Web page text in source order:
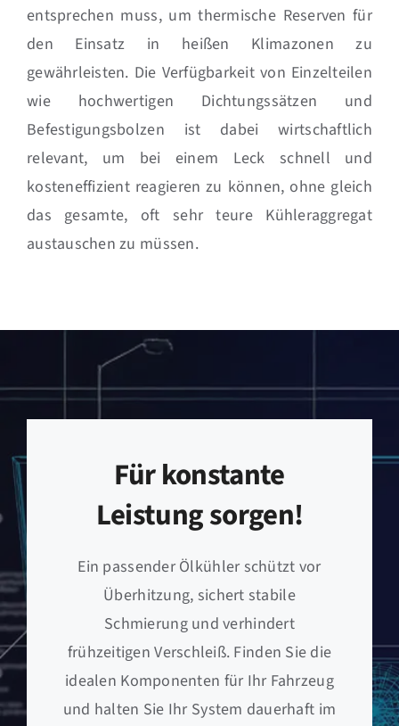
entsprechen muss, um thermische Reserven für
den Einsatz in heißen Klimazonen zu
gewährleisten. Die Verfügbarkeit von Einzelteilen
wie hochwertigen Dichtungssätzen und
Befestigungsbolzen ist dabei wirtschaftlich
relevant, um bei einem Leck schnell und
kosteneffizient reagieren zu können, ohne gleich
das gesamte, oft sehr teure Kühleraggregat
austauschen zu müssen.
Für konstante
Leistung sorgen!
Ein passender Ölkühler schützt vor
Überhitzung, sichert stabile
Schmierung und verhindert
frühzeitigen Verschleiß. Finden Sie die
idealen Komponenten für Ihr Fahrzeug
und halten Sie Ihr System dauerhaft im